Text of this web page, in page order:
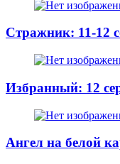
Стражник: 11-12
Избранный: 12
Ангел на белой